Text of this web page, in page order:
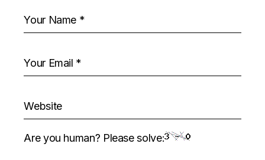
Are you human? Please solve: